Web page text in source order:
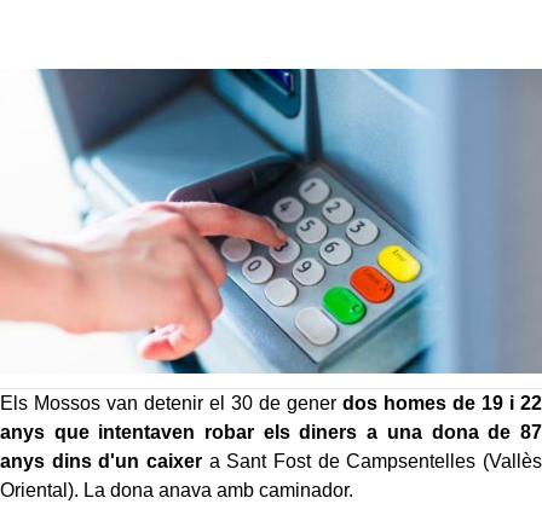
Els Mossos van detenir el 30 de gener dos homes de 19 i 22
anys que intentaven robar els diners a una dona de 87
anys dins d'un caixera Sant Fost de Campsentelles (Vallès
Oriental). La dona anava amb caminador.